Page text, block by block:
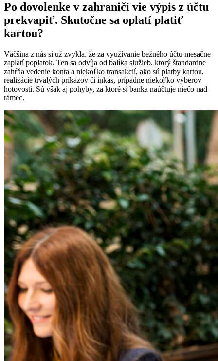
Po dovolenke v zahraničí vie výpis z účtu
prekvapiť. Skutočne sa oplatí platiť
kartou?
Väčšina z nás si už zvykla, že za využívanie bežného účtu mesačne
zaplatí poplatok. Ten sa odvíja od balíka služieb, ktorý štandardne
zahŕňa vedenie konta a niekoľko transakcií, ako sú platby kartou,
realizácie trvalých príkazov či inkás, prípadne niekoľko výberov
hotovosti. Sú však aj pohyby, za ktoré si banka naúčtuje niečo nad
rámec.